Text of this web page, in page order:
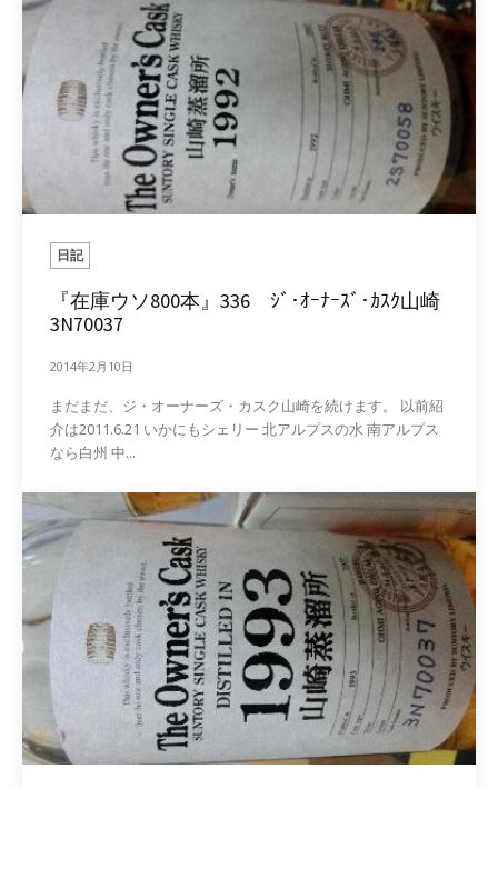
日記
『在庫ウソ800本』336 ｼﾞ･ｵｰﾅｰｽﾞ･ｶｽｸ山崎
3N70037
2014年2月10日
まだまだ、ジ・オーナーズ・カスク山崎を続けます。 以前紹
介は2011.6.21 いかにもシェリー 北アルプスの水 南アルプス
なら白州 中...